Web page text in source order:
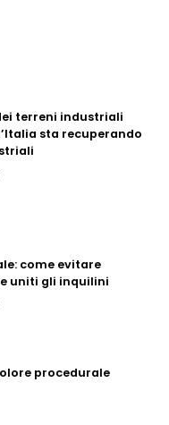
terreni industriali
sta recuperando
come evitare
uniti gli inquilini
procedurale